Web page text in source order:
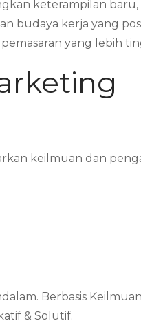
keterampilan baru,
budaya kerja yang
yang lebih
keilmuan dan
Berbasis
& Solutif.